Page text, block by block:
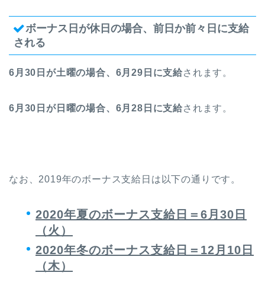
ボーナス日が休日の場合、前日か前々日に支給
される
6月30日が土曜の場合、6月29日に支給されます。
6月30日が日曜の場合、6月28日に支給されます。
なお、2019年のボーナス支給日は以下の通りです。
2020年夏のボーナス支給日＝6月30日
（火）
2020年冬のボーナス支給日＝12月10日
（木）